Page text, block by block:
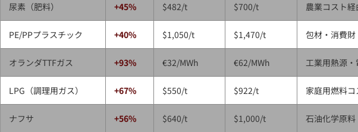
尿素（肥料） +45% $482/t $700/t 農業コスト
PE/PPプラスチック +40% $1,050/t $1,470/t 包材・消費財
オランダTTFガス +93% €32/MWh €62/MWh 工業用熱源・
LPG（調理用ガス） +67% $550/t $922/t 家庭用燃料コ
ナフサ +56% $640/t $1,000/t 石油化学原料